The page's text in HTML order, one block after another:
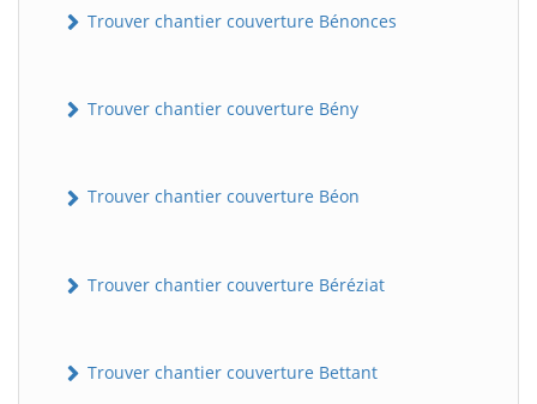
Trouver chantier couverture Bénonces
Trouver chantier couverture Bény
Trouver chantier couverture Béon
Trouver chantier couverture Béréziat
Trouver chantier couverture Bettant